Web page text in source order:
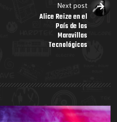
Next post
Alice Reize en el
País de las
Maravillas
Tecnológicas